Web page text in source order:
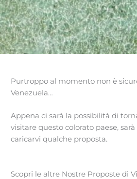
Purtroppo al momento non è
Venezuela…
Appena ci sarà la possibilità di
visitare questo colorato paese,
caricarvi qualche proposta.
Scopri le altre Nostre Proposte di